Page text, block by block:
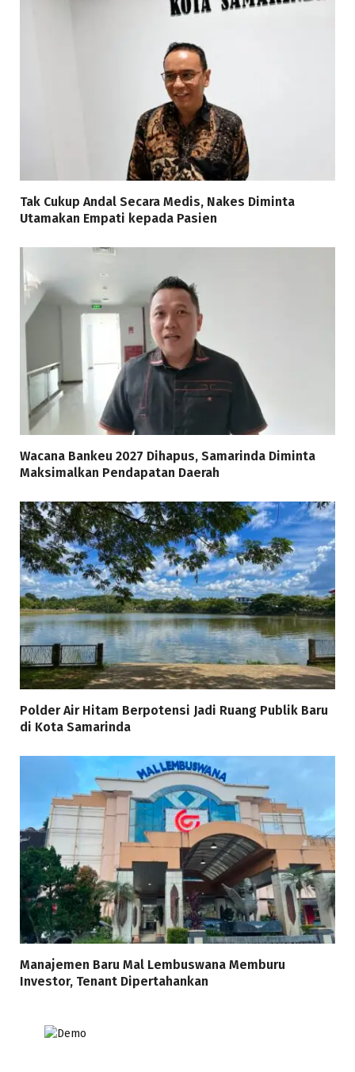
Tak Cukup Andal Secara Medis, Nakes Diminta
Utamakan Empati kepada Pasien
Wacana Bankeu 2027 Dihapus, Samarinda Diminta
Maksimalkan Pendapatan Daerah
Polder Air Hitam Berpotensi Jadi Ruang Publik Baru
di Kota Samarinda
Manajemen Baru Mal Lembuswana Memburu
Investor, Tenant Dipertahankan